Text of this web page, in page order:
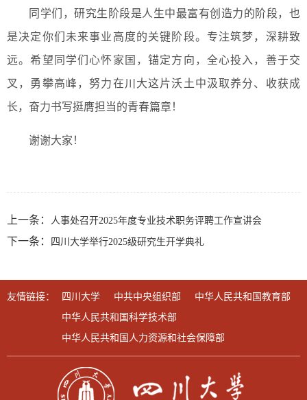
同学们，研究生阶段是人生中最富有创造力的阶段，也
是决定你们未来事业高度的关键阶段。专注筑梦，深耕致
远。希望同学们心怀家国，锚定方向，全心投入，善于交
叉，勇攀高峰，努力在川大这片沃土中汲取养分、收获成
长，奋力书写挺膺担当的青春篇章！
谢谢大家！
上一条： 人事处召开2025年度专业技术职务评聘工作宣讲会
下一条： 四川大学举行2025级研究生开学典礼
友情链接： 四川大学 中共中央组织部
中华人民共和国教育部
中华人民共和国科学技术部
中华人民共和国人力资源和社会保障部